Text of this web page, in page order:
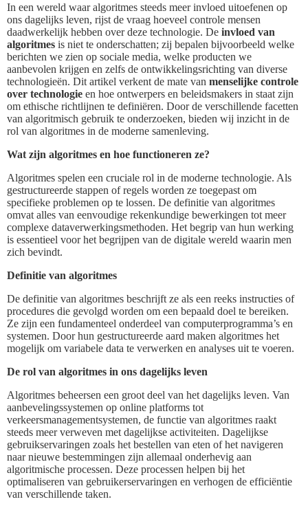
In een wereld waar algoritmes steeds meer invloed uitoefenen op
ons dagelijks leven, rijst de vraag hoeveel controle mensen
daadwerkelijk hebben over deze technologie. De invloed van
algoritmes is niet te onderschatten; zij bepalen bijvoorbeeld welke
berichten we zien op sociale media, welke producten we
aanbevolen krijgen en zelfs de ontwikkelingsrichting van diverse
technologieën. Dit artikel verkent de mate van menselijke controle
over technologie en hoe ontwerpers en beleidsmakers in staat zijn
om ethische richtlijnen te definiëren. Door de verschillende facetten
van algoritmisch gebruik te onderzoeken, bieden wij inzicht in de
rol van algoritmes in de moderne samenleving.
Wat zijn algoritmes en hoe functioneren ze?
Algoritmes spelen een cruciale rol in de moderne technologie. Als
gestructureerde stappen of regels worden ze toegepast om
specifieke problemen op te lossen. De definitie van algoritmes
omvat alles van eenvoudige rekenkundige bewerkingen tot meer
complexe dataverwerkingsmethoden. Het begrip van hun werking
is essentieel voor het begrijpen van de digitale wereld waarin men
zich bevindt.
Definitie van algoritmes
De definitie van algoritmes beschrijft ze als een reeks instructies of
procedures die gevolgd worden om een bepaald doel te bereiken.
Ze zijn een fundamenteel onderdeel van computerprogramma’s en
systemen. Door hun gestructureerde aard maken algoritmes het
mogelijk om variabele data te verwerken en analyses uit te voeren.
De rol van algoritmes in ons dagelijks leven
Algoritmes beheersen een groot deel van het dagelijks leven. Van
aanbevelingssystemen op online platforms tot
verkeersmanagementsystemen, de functie van algoritmes raakt
steeds meer verweven met dagelijkse activiteiten. Dagelijkse
gebruikservaringen zoals het bestellen van eten of het navigeren
naar nieuwe bestemmingen zijn allemaal onderhevig aan
algoritmische processen. Deze processen helpen bij het
optimaliseren van gebruikerservaringen en verhogen de efficiëntie
van verschillende taken.